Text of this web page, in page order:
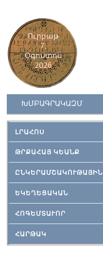
Ուրբաթ
7,
Օգոստոս
2026
ԽՄԲԱԳՐԱԿԱԶՄ
ԼՐԱՀՈՍ
ԹՐՔԱՀԱՅ ԿԵԱՆՔ
ԸՆԿԵՐԱՄՇԱԿՈՒԹԱՅԻՆ
ԵԿԵՂԵՑԱԿԱՆ
ՀՈԳԵՄՏԱՒՈՐ
ՀԱՐԹԱԿ